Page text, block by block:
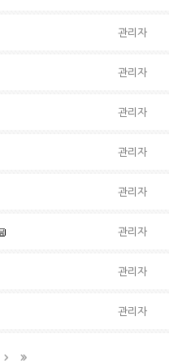
관리자
관리자
관리자
관리자
관리자
관리자
관리자
관리자